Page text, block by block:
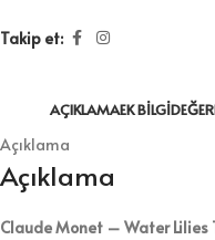
Takip et:
AÇIKLAMAEK BILGI
Açıklama
Açıklama
Claude Monet – Water